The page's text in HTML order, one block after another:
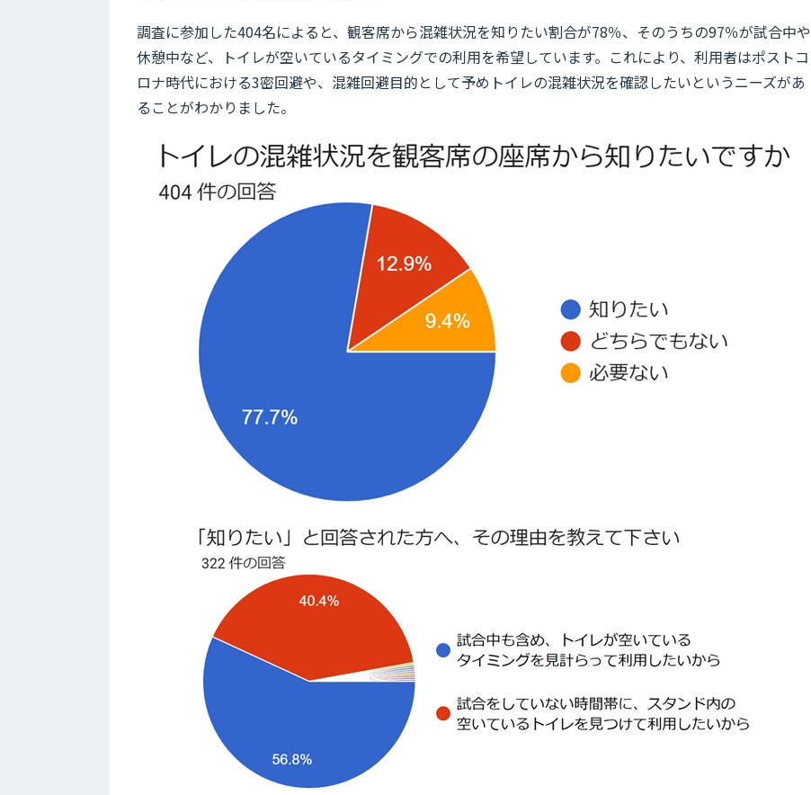
調査に参加した404名によると、観客席から混雑状況を知りたい割合が78％、そのうちの97％が試合中や
休憩中など、トイレが空いているタイミングでの利用を希望しています。これにより、利用者はポストコ
ロナ時代における3密回避や、混雑回避目的として予めトイレの混雑状況を確認したいというニーズがあ
ることがわかりました。